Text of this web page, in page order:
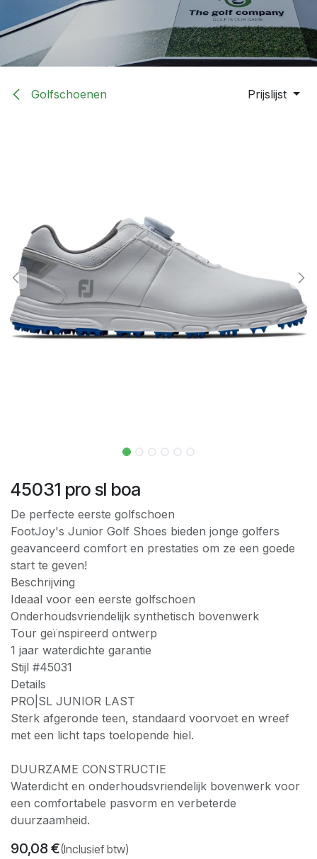
Golfschoenen Prijslijst
45031 pro sl boa
De perfecte eerste golfschoen
FootJoy's Junior Golf Shoes bieden jonge golfers
geavanceerd comfort en prestaties om ze een goede
start te geven!
Beschrijving
Ideaal voor een eerste golfschoen
Onderhoudsvriendelijk synthetisch bovenwerk
Tour geïnspireerd ontwerp
1 jaar waterdichte garantie
Stijl #45031
Details
PRO|SL JUNIOR LAST
Sterk afgeronde teen, standaard voorvoet en wreef
met een licht taps toelopende hiel.
DUURZAME CONSTRUCTIE
Waterdicht en onderhoudsvriendelijk bovenwerk voor
een comfortabele pasvorm en verbeterde
duurzaamheid.
90,08€(Inclusief btw)